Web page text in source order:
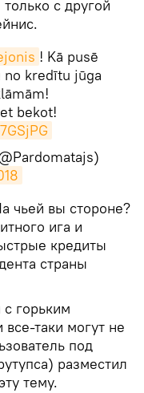
с другой
! Kā pusē
no kredītu jūga
bekot!
чьей вы стороне?
ига и
кредиты
страны
горьким
таки могут не
под
разместил
тему.